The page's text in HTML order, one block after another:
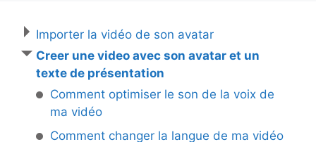
Importer la vidéo de son avatar
Creer une video avec son avatar et un
texte de présentation
Comment optimiser le son de la voix de
ma vidéo
Comment changer la langue de ma vidéo